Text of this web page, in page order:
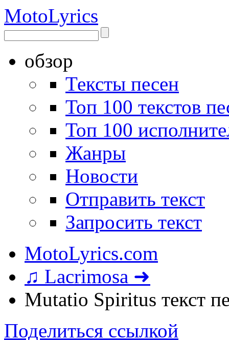
MotoLyrics
обзор
Тексты песен
Топ 100 текстов
Топ 100
Жанры
Новости
Отправить текст
Запросить текст
MotoLyrics.com
♫ Lacrimosa ➜
Mutatio Spiritus текст
Поделиться ссылкой